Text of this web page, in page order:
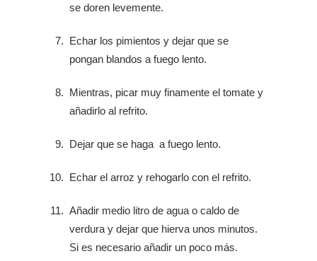
se doren levemente.
Echar los pimientos y dejar que se
pongan blandos a fuego lento.
Mientras, picar muy finamente el tomate y
añadirlo al refrito.
Dejar que se haga a fuego lento.
Echar el arroz y rehogarlo con el refrito.
Añadir medio litro de agua o caldo de
verdura y dejar que hierva unos minutos.
Si es necesario añadir un poco más.